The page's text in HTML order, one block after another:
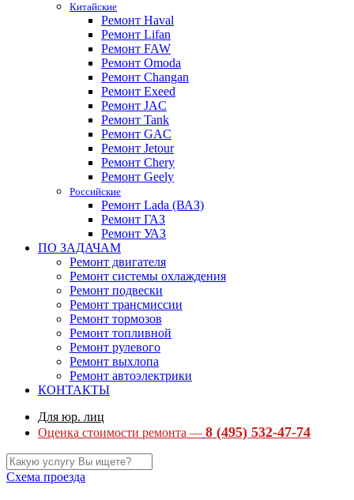
Китайские
Ремонт Haval
Ремонт Lifan
Ремонт FAW
Ремонт Omoda
Ремонт Changan
Ремонт Exeed
Ремонт JAC
Ремонт Tank
Ремонт GAC
Ремонт Jetour
Ремонт Chery
Ремонт Geely
Российские
Ремонт Lada (ВАЗ)
Ремонт ГАЗ
Ремонт УАЗ
ПО ЗАДАЧАМ
Ремонт двигателя
Ремонт системы охлаждения
Ремонт подвески
Ремонт трансмиссии
Ремонт тормозов
Ремонт топливной
Ремонт рулевого
Ремонт выхлопа
Ремонт автоэлектрики
КОНТАКТЫ
Для юр. лиц
Оценка стоимости ремонта — 8 (495) 532-47-74
Схема проезда